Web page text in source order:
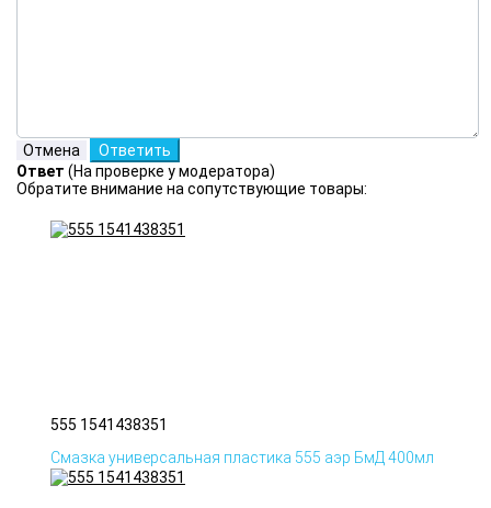
Ответ (На проверке у модератора)
Обратите внимание на сопутствующие товары:
555 1541438351
Смазка универсальная пластика 555 аэр БмД 400мл